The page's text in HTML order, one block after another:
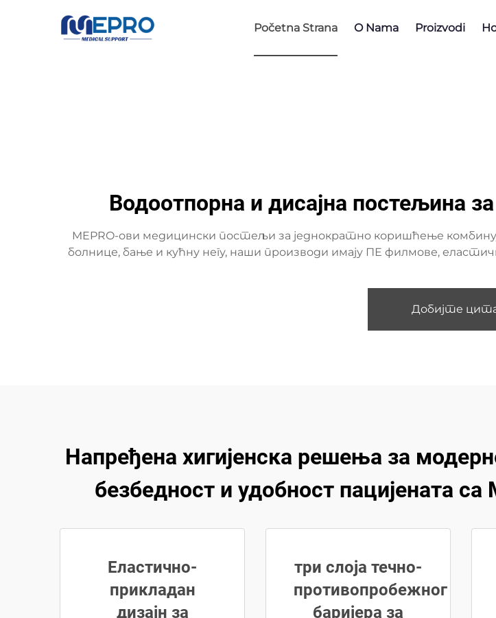
Početna Strana O Nama Proizvodi
Водоотпорна и дисајна постељина
MEPRO-ови медицински постељи за једнократно коришћење
болнице, бање и кућну негу, наши производи имају ПЕ филмове,
Добијте
Напређена хигијенска решења за
безбедност и удобност пацијената
Еластично-
прикладан
дизајн за
три слоја течно-
противопробежног
баријера за